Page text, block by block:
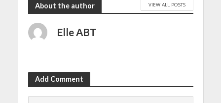
About the author VIEW ALL POSTS
Elle ABT
Add Comment